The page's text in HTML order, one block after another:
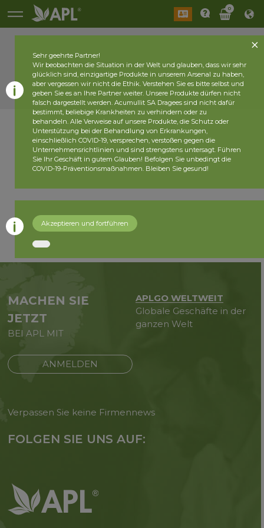
0
MACHEN SIE
JETZT
BEI APL MIT
ANMELDEN
APLGO WELTWEIT
Globale Geschäfte in der
ganzen Welt
Verpassen Sie keine Firmennews
FOLGEN SIE UNS AUF:
Sehr geehrte Partner!
Wir beobachten die Situation in der Welt und glauben, dass wir sehr
glücklich sind, einzigartige Produkte in unserem Arsenal zu haben,
aber vergessen wir nicht die Ethik. Verstehen Sie es bitte selbst und
geben Sie es an Ihre Partner weiter. Unsere Produkte dürfen nicht
falsch dargestellt werden. Acumullit SA Dragees sind nicht dafür
bestimmt, beliebige Krankheiten zu verhindern oder zu
behandeln. Alle Verweise auf unsere Produkte, die Schutz oder
Unterstützung bei der Behandlung von Erkrankungen,
einschließlich COVID-19, versprechen, verstoßen gegen die
Unternehmensrichtlinien und sind strengstens untersagt. Führen
Sie Ihr Geschäft in gutem Glauben! Befolgen Sie unbedingt die
COVID-19-Präventionsmaßnahmen. Bleiben Sie gesund!
Akzeptieren und fortführen